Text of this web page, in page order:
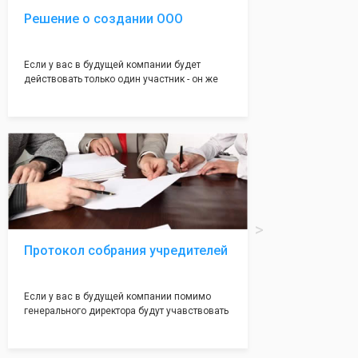
Решение о создании ООО
Если у вас в будущей компании будет
действовать только один участник - он же
грамотно составят данное заявление, а Вам
нужно будет только поставить подпись на
нём!
Протокол собрания учредителей
Если у вас в будущей компании помимо
генерального директора будут учавствовать